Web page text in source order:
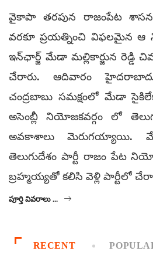
వైకాపా తరపున రాజంపేట
వరకూ ప్రయత్నించి విఫలమైన ఆ
ఇన్‌ఛార్జ్‌ మేడా మల్లికార్జున రెడ్డి
చేరారు. ఆదివారం
చంద్రబాబు సమక్షంలో మేడా
అసెంబ్లీ నియోజకవర్గం లో
అవకాశాలు మెరుగయ్యాయి.
తెలుగుదేశం పార్టీ రాజం పేట
బ్రహ్మయ్యతో కలిసి వెళ్లి పార్టీలో
పూర్తి వివరాలు ...
RECENT